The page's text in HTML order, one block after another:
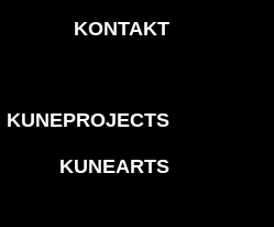
KONTAKT
KUNEPROJECTS
KUNEARTS